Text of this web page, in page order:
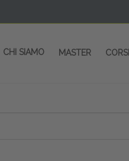
CHI SIAMO MASTER CORSI